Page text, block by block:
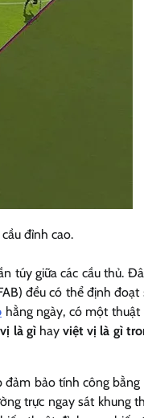
đỉnh cao.
túy giữa các cầu thủ.
đều có thể định đoạt
hằng ngày, có một thuật
là gìhayviệt vị là gì
đảm bảo tính công bằng
trực ngay sát khung